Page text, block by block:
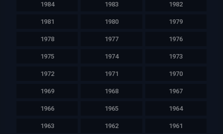
1984 1983 1982
1981 1980 1979
1978 1977 1976
1975 1974 1973
1972 1971 1970
1969 1968 1967
1966 1965 1964
1963 1962 1961